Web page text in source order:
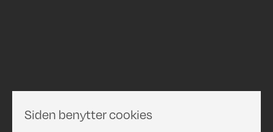
Siden benytter cookies